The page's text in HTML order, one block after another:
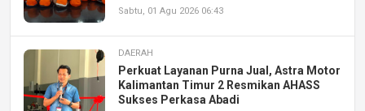
Sabtu, 01 Agu 2026 06:43
DAERAH
Perkuat Layanan Purna Jual, Astra Motor
Kalimantan Timur 2 Resmikan AHASS
Sukses Perkasa Abadi